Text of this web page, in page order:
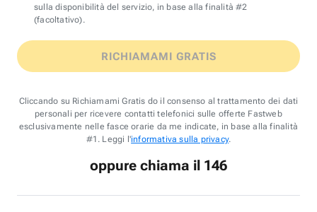
sulla disponibilità del servizio, in base alla finalità #2
(facoltativo).
RICHIAMAMI GRATIS
Cliccando su Richiamami Gratis do il consenso al trattamento dei dati
personali per ricevere contatti telefonici sulle offerte Fastweb
esclusivamente nelle fasce orarie da me indicate, in base alla finalità
#1. Leggi l'informativa sulla privacy.
oppure chiama il 146